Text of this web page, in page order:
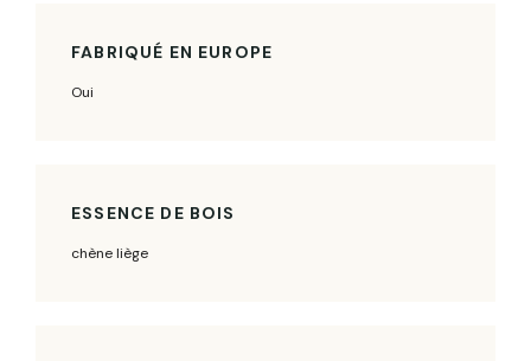
FABRIQUÉ EN EUROPE
Oui
ESSENCE DE BOIS
chène liège